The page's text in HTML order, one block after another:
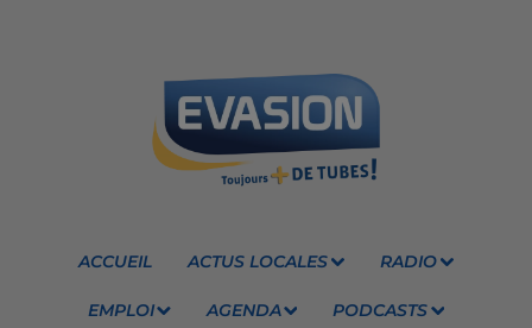
ACCUEIL ACTUS LOCALES RADIO
EMPLOI AGENDA PODCASTS